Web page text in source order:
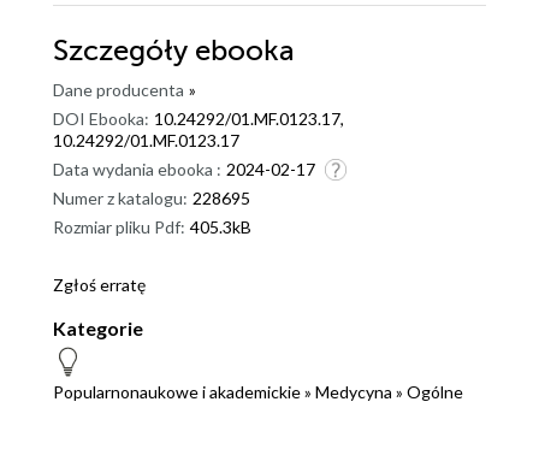
Szczegóły ebooka
Dane producenta »
DOI Ebooka: 10.24292/01.MF.0123.17,
10.24292/01.MF.0123.17
Data wydania ebooka : 2024-02-17
Numer z katalogu: 228695
Rozmiar pliku Pdf: 405.3kB
Zgłoś erratę
Kategorie
Popularnonaukowe i akademickie» Medycyna » Ogólne